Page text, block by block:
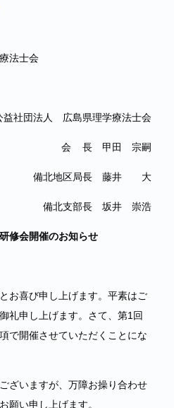
法士会
益社団法人 広島県理学療法士会
会 長 甲田 宗嗣
備北地区局長 藤井 大
備北支部長 坂井 崇浩
修会開催のお知らせ
お喜び申し上げます。平素はご
礼申し上げます。さて、第1回
で開催させていただくことにな
ざいますが、万障お操り合わせ
願い申し上げます。